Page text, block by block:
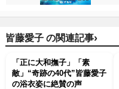
皆藤愛子 の関連記事›
「正に大和撫子」「素
敵」“奇跡の40代”皆藤愛子
の浴衣姿に絶賛の声